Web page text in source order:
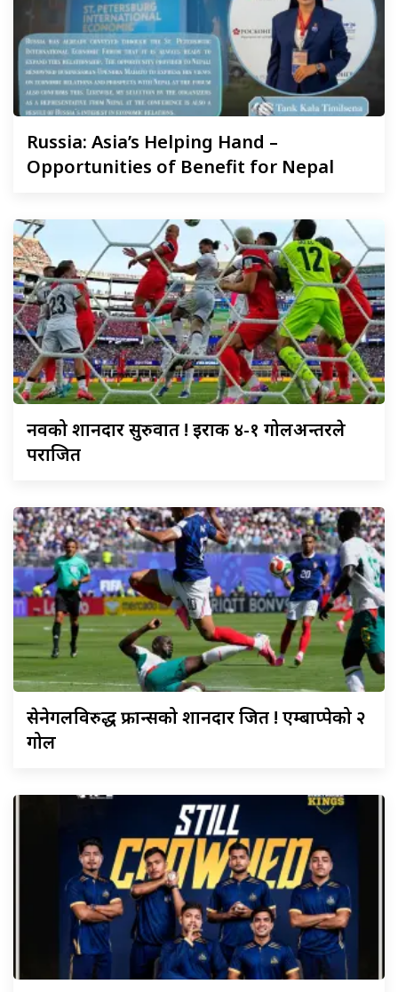
Russia: Asia’s Helping Hand –
Opportunities of Benefit for Nepal
नर्वेकोशानदार सुरुवात ! इराक ४-१ गोलअन्तरले
पराजित
सेनेगलविरुद्धफ्रान्सको शानदार जित ! एम्बाप्पेको २
गोल